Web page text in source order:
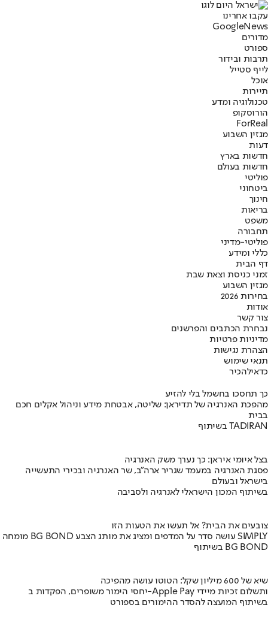
עקבו אחרינו
Googl eNews
מדורים
ספורט
תרבות ובידור
לייף סטייל
אוכל
תיירות
טכנולוגיה ומדע
הורוסקופ
ForReal
מגזין השבוע
דעות
חדשות בארץ
חדשות בעולם
פוליטי
ביטחוני
חינוך
בריאות
משפט
תחבורה
פוליטי-מדיני
כללי ומידע
דף הבית
זמני כניסת וצאת שבת
מגזין השבוע
בחירות 2026
אודות
צור קשר
נבחרת הכתבים והפרשנים
מדיניות פרטיות
הצהרת נגישות
תנאי שימוש
כדאילהכיר
כך תחסכו בחשמל בלי להזיע
מהפכת האנרגיה של תדיראן: שליטה, אבטחת מידע וניהול אקלים חכם
בבית
בשיתוף TADIRAN
בצל איומי איראן: כך נערך משק האנרגיה
פסגת האנרגיה במעמד שגריר ארה"ב, שר האנרגיה ובכירי התעשייה
בישראל ובעולם
בשיתוף המכון הישראלי לאנרגיה ולסביבה
צובעים את הבית? אל תעשו את הטעות הזו
מומחה BG BOND עושה סדר על המדפים ומציג את מותג הצבע SIMPLY
בשיתוף BG BOND
שיא של 600 מיליון שקל: הטוטו עושה מהפיכה
יחסי הימור משופרים, הפקדות ב-Apple Pay ותשלום זכיות מיידי
בשיתוף המועצה להסדר ההימורים בספורט